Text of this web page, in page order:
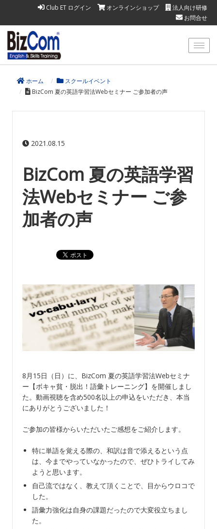
Club ET ログイン オンラインショップ
法人向け研修
お問合せ
ホーム
スクールイベント
BizCom 夏の英語学習法Webセミナー ご参加者の声
2021.08.15
BizCom 夏の英語学習
法Webセミナー ご参
加者の声
8月15日（日）に、BizCom 夏の英語学習法Webセミナ
ー【ボキャ貧・脱出！語彙トレーニング】を開催しまし
た。動画視聴を含め500名以上の申込をいただき、本当
にありがとうございました！
ご参加の皆様からいただいたご感想をご紹介します。
特に単語を覚える際の、和訳は音で添えるという点
は、今までやっていなかったので、ぜひトライしてみ
ようと思います。
自己流ではなく、教えて頂くことで、目からウロコで
した。
語彙力強化は自身の課題だったので大変役立ちまし
た。